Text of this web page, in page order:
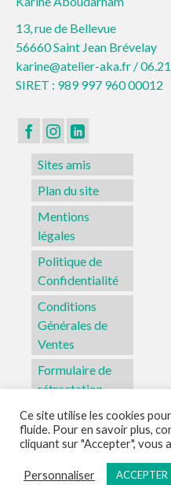
13, rue de Bellevue
56660 Saint Jean Brévelay
karine@atelier-aka.fr /
SIRET : 989 997 960 00012
Sites amis
Plan du site
Mentions
légales
Politique de
Confidentialité
Conditions
Générales de
Ventes
Formulaire de
rétractation
Sites amis Plan du site Mentions
© 2026 L'Atelier Aka
Ce site utilise les cookies
fluide. Pour en savoir plus,
cliquant sur "Accepter", vous
Personnaliser ACCEPTER